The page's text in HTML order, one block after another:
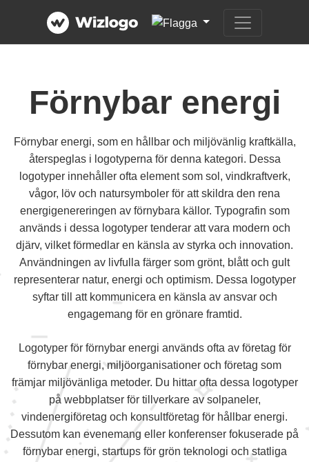
Förnybar energi
Förnybar energi, som en hållbar och miljövänlig kraftkälla,
återspeglas i logotyperna för denna kategori. Dessa
logotyper innehåller ofta element som sol, vindkraftverk,
vågor, löv och natursymboler för att skildra den rena
energigenereringen av förnybara källor. Typografin som
används i dessa logotyper tenderar att vara modern och
djärv, vilket förmedlar en känsla av styrka och innovation.
Användningen av livfulla färger som grönt, blått och gult
representerar natur, energi och optimism. Dessa logotyper
syftar till att kommunicera en känsla av ansvar och
engagemang för en grönare framtid.
Logotyper för förnybar energi används ofta av företag för
förnybar energi, miljöorganisationer och företag som
främjar miljövänliga metoder. Du hittar ofta dessa logotyper
på webbplatser för tillverkare av solpaneler,
vindenergiföretag och konsultföretag för hållbar energi.
Dessutom kan evenemang eller konferenser fokuserade på
förnybar energi, startups för grön teknologi och statliga